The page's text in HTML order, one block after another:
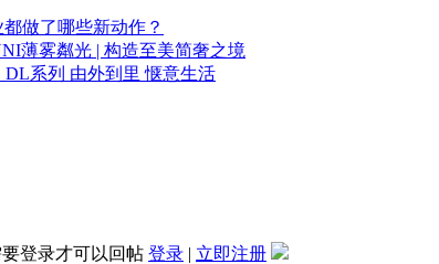
做了哪些新动作？
薄雾粼光 | 构造至美简奢之境
系列 由外到里 惬意生活
登录才可以回帖 登录 | 立即注册